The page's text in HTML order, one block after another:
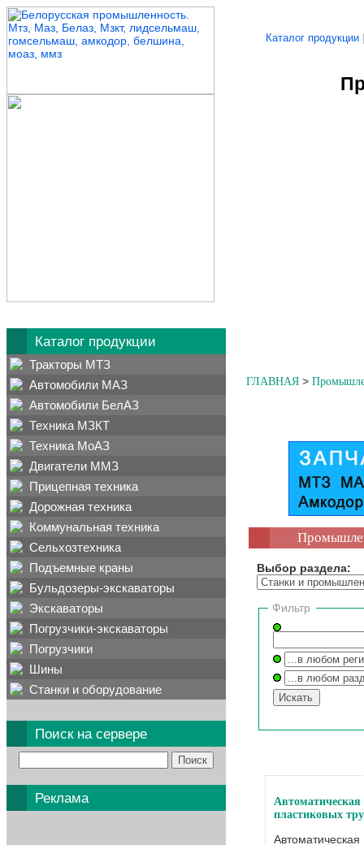
Каталог продукции
Каталог продукции
Тракторы МТЗ
Автомобили МАЗ
Автомобили БелАЗ
Техника МЗКТ
Техника МоАЗ
Двигатели ММЗ
Прицепная техника
Дорожная техника
Коммунальная техника
Сельхозтехника
Подъемные краны
Бульдозеры-экскаваторы
Экскаваторы
Погрузчики-экскаваторы
Погрузчики
Шины
Станки и оборудование
Поиск на сервере
Реклама
ГЛАВНАЯ >
Выбор раздела:
Фильтр
пластиковых